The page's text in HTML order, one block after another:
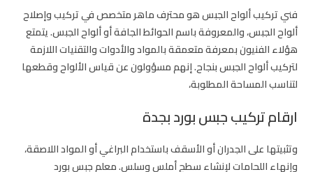
فني تركيب ألواح الجبس هو محترف ماهر متخصص في تركيب وإصلاح
ألواح الجبس، والمعروفة باسم الحوائط الجافة أو ألواح الجبس. يتمتع
هؤلاء الفنيون بمعرفة متعمقة بالمواد والأدوات والتقنيات اللازمة
لتركيب ألواح الجبس بنجاح. إنهم مسؤولون عن قياس الألواح وقطعها
لتناسب المساحة المطلوبة،
ارقام تركيب جبس بورد بجدة
وتثبيتها على الجدران أو الأسقف باستخدام البراغي أو المواد اللاصقة،
وإنهاء اللحامات لإنشاء سطح أملس وسلس.معلم جبس بورد